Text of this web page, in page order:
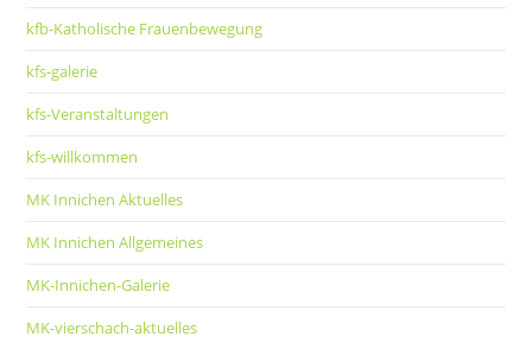
kfb-Katholische Frauenbewegung
kfs-galerie
kfs-Veranstaltungen
kfs-willkommen
MK Innichen Aktuelles
MK Innichen Allgemeines
MK-Innichen-Galerie
MK-vierschach-aktuelles